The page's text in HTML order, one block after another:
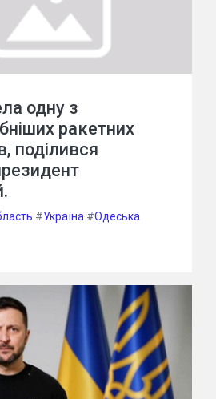
одну з
ракетних
поділився
#Україна #Одеська